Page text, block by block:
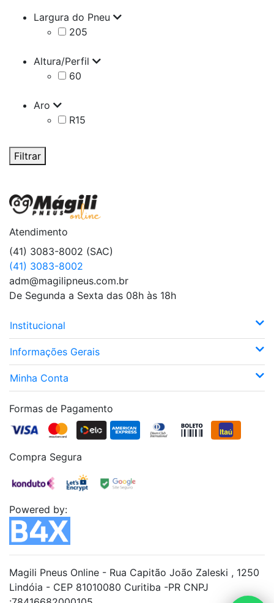
Largura do Pneu
205
Altura/Perfil
60
Aro
R15
Filtrar
Atendimento
(41) 3083-8002 (SAC)
(41) 3083-8002
adm@magilipneus.com.br
De Segunda a Sexta das 08h às 18h
Institucional
Informações Gerais
Minha Conta
Formas de Pagamento
Compra Segura
Powered by:
Magili Pneus Online - Rua Capitão João Zaleski , 1250
Lindóia - CEP 81010080 Curitiba -PR CNPJ